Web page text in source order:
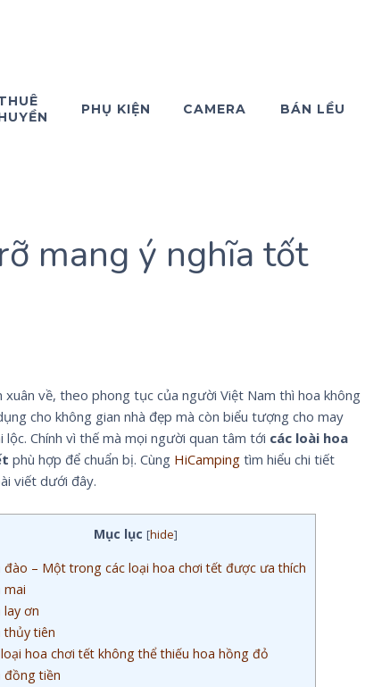
PHỤ KIỆN CAMERA BÁN LỀU
mang ý nghĩa tốt
xuân về, theo phong tục của người Việt Nam thì hoa không
cho không gian nhà đẹp mà còn biểu tượng cho may
lộc. Chính vì thế mà mọi người quan tâm tới các loài hoa
phù hợp để chuẩn bị. Cùng HiCamping tìm hiểu chi tiết
viết dưới đây.
Mục lục [hide]
đào – Một trong các loại hoa chơi tết được ưa thích
mai
lay ơn
tiên
hoa chơi tết không thể thiếu hoa hồng đỏ
đồng tiền